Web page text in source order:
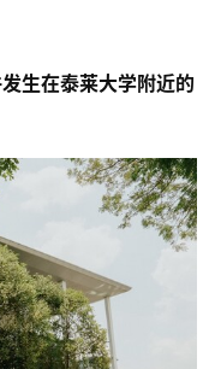
生在泰莱大学附近的